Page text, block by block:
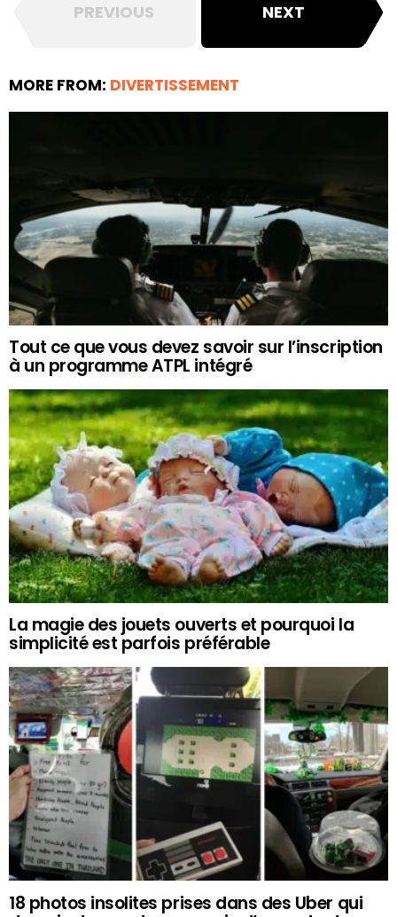
PREVIOUS NEXT
MORE FROM: DIVERTISSEMENT
Tout ce que vous devez savoir sur l’inscription
à un programme ATPL intégré
La magie des jouets ouverts et pourquoi la
simplicité est parfois préférable
18 photos insolites prises dans des Uber qui